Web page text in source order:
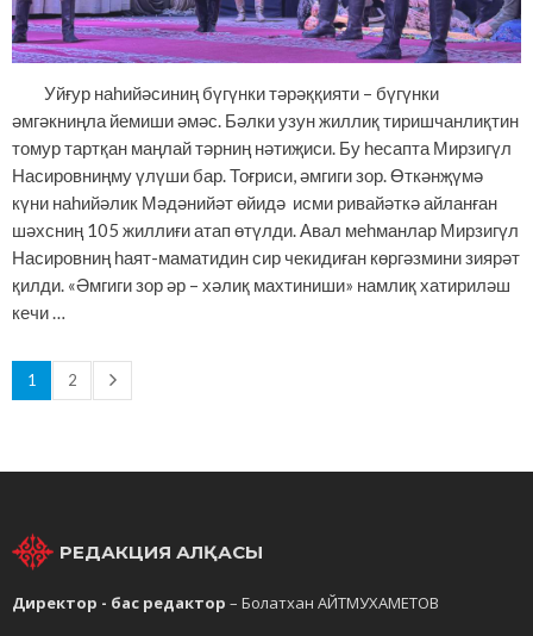
Уйғур наһийәсиниң бүгүнки тәрәққияти – бүгүнки
әмгәкниңла йемиши әмәс. Бәлки узун жиллиқ тиришчанлиқтин
томур тартқан маңлай тәрниң нәтиҗиси. Бу һесапта Мирзигүл
Насировниңму үлүши бар. Тоғриси, әмгиги зор. Өткәнҗүмә
күни наһийәлик Мәдәнийәт өйидә исми ривайәткә айланған
шәхсниң 105 жиллиғи атап өтүлди. Авал меһманлар Мирзигүл
Насировниң һаят-маматидин сир чекидиған көргәзмини зиярәт
қилди. «Әмгиги зор әр – хәлиқ махтиниши» намлиқ хатириләш
кечи …
1 2
РЕДАКЦИЯ АЛҚАСЫ
Директор - бас редактор – Болатхан АЙТМУХАМЕТОВ